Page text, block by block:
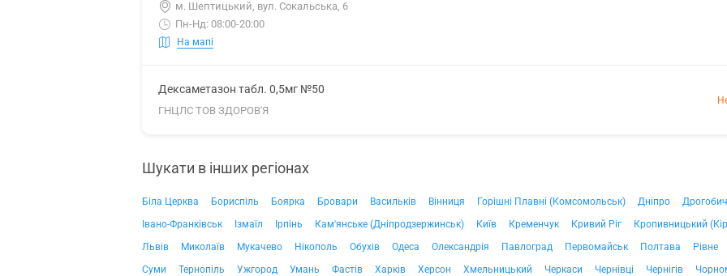
м. Шептицький, вул. Сокальська, 6
Пн-Нд: 08:00-20:00
На мапі
Дексаметазон табл. 0,5мг №50
ГНЦЛС ТОВ ЗДОРОВ'Я
Шукати в інших регіонах
Біла Церква Бориспіль Боярка Бровари Васильків Вінниця Горішні Плавні (Комсомольськ) Дніпро Дрогобич
Івано-Франківськ
Ізмаїл Ірпінь Кам'янське (Дніпродзержинськ) Київ Кременчук Кривий Ріг Кропивницький
Львів
Миколаїв Мукачево Нікополь Обухів Одеса Олександрія Павлоград Первомайськ Полтава Рівне
Суми
Тернопіль Ужгород Умань Фастів Харків Херсон Хмельницький Черкаси Чернівці Чернігів